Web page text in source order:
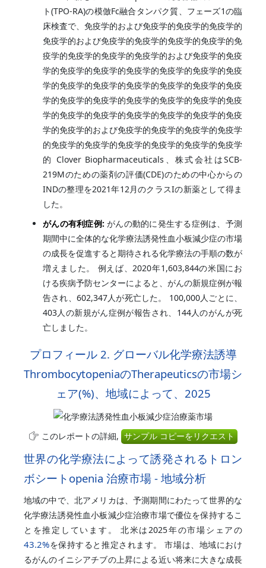
ト(TPO-RA)の模倣Fc融合タンパク質、フェーズ1の臨
床検査で、免疫学的および免疫学的免疫学的免疫学的
免疫学的および免疫学的免疫学的免疫学的免疫学的免
疫学的免疫学的免疫学的免疫学的および免疫学的免疫
学的免疫学的免疫学的免疫学的免疫学的免疫学的免疫
学的免疫学的免疫学的免疫学的免疫学的免疫学的免疫
学的免疫学的免疫学的免疫学的免疫学的免疫学的免疫
学的免疫学的免疫学的免疫学的免疫学的免疫学的免疫
学的免疫学的および免疫学的免疫学的免疫学的免疫学
的免疫学的免疫学的免疫学的免疫学的免疫学的免疫学
的 Clover Biopharmaceuticals、株式会社はSCB-
219Mのための薬剤の評価(CDE)のための中心からの
INDの整理を2021年12月のクラスIの新薬として得ま
した。
がんの有利症例:がんの動的に発生する症例は、予測
期間中に全体的な化学療法誘発性血小板減少症の市場
の成長を促進すると期待される化学療法の手順の数が
増えました。 例えば、2020年1,603,844の米国にお
ける疾病予防センターによると、がんの新規症例が報
告され、602,347人が死亡した。 100,000人ごとに、
403人の新規がん症例が報告され、144人のがんが死
亡しました。
プロフィール 2. グローバル化学療法誘導
ThrombocytopeniaのTherapeuticsの市場シ
ェア(%)、地域によって、2025
このレポートの詳細, サンプル コピーをリクエスト
世界の化学療法によって誘発されるトロン
ボシートopenia 治療市場 - 地域分析
地域の中で、北アメリカは、予測期間にわたって世界的な
化学療法誘発性血小板減少症治療市場で優位を保持するこ
とを推定しています。 北米は2025年の市場シェアの
43.2%を保持すると推定されます。 市場は、地域におけ
るがんのイニシアチブの上昇による近い将来に大きな成長